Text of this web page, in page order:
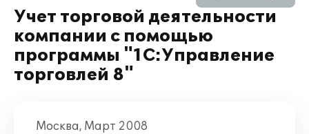
Учет торговой деятельности
компании с помощью
программы "1С:Управление
торговлей 8"
Москва, Март 2008